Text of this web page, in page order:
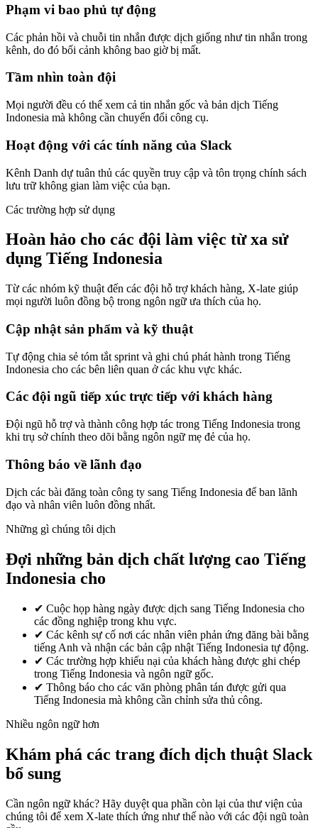
Phạm vi bao phủ tự động
Các phản hồi và chuỗi tin nhắn được dịch giống như tin nhắn trong
kênh, do đó bối cảnh không bao giờ bị mất.
Tầm nhìn toàn đội
Mọi người đều có thể xem cả tin nhắn gốc và bản dịch Tiếng
Indonesia mà không cần chuyển đổi công cụ.
Hoạt động với các tính năng của Slack
Kênh Danh dự tuân thủ các quyền truy cập và tôn trọng chính sách
lưu trữ không gian làm việc của bạn.
Các trường hợp sử dụng
Hoàn hảo cho các đội làm việc từ xa sử
dụng Tiếng Indonesia
Từ các nhóm kỹ thuật đến các đội hỗ trợ khách hàng, X-late giúp
mọi người luôn đồng bộ trong ngôn ngữ ưa thích của họ.
Cập nhật sản phẩm và kỹ thuật
Tự động chia sẻ tóm tắt sprint và ghi chú phát hành trong Tiếng
Indonesia cho các bên liên quan ở các khu vực khác.
Các đội ngũ tiếp xúc trực tiếp với khách hàng
Đội ngũ hỗ trợ và thành công hợp tác trong Tiếng Indonesia trong
khi trụ sở chính theo dõi bằng ngôn ngữ mẹ đẻ của họ.
Thông báo về lãnh đạo
Dịch các bài đăng toàn công ty sang Tiếng Indonesia để ban lãnh
đạo và nhân viên luôn đồng nhất.
Những gì chúng tôi dịch
Đợi những bản dịch chất lượng cao Tiếng
Indonesia cho
✔ Cuộc họp hàng ngày được dịch sang Tiếng Indonesia cho
các đồng nghiệp trong khu vực.
✔ Các kênh sự cố nơi các nhân viên phản ứng đăng bài bằng
tiếng Anh và nhận các bản cập nhật Tiếng Indonesia tự động.
✔ Các trường hợp khiếu nại của khách hàng được ghi chép
trong Tiếng Indonesia và ngôn ngữ gốc.
✔ Thông báo cho các văn phòng phân tán được gửi qua
Tiếng Indonesia mà không cần chỉnh sửa thủ công.
Nhiều ngôn ngữ hơn
Khám phá các trang đích dịch thuật Slack
bổ sung
Cần ngôn ngữ khác? Hãy duyệt qua phần còn lại của thư viện của
chúng tôi để xem X-late thích ứng như thế nào với các đội ngũ toàn